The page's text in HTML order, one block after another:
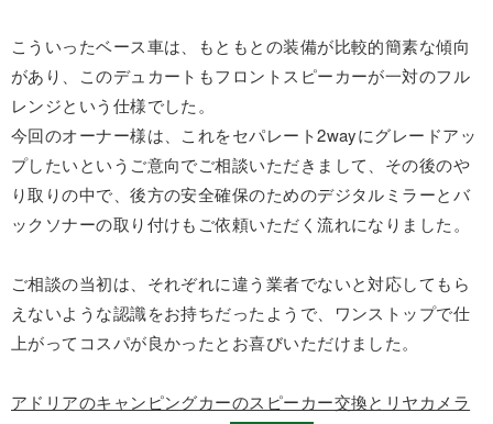
こういったベース車は、もともとの装備が比較的簡素な傾向
があり、このデュカートもフロントスピーカーが一対のフル
レンジという仕様でした。
今回のオーナー様は、これをセパレート2wayにグレードアッ
プしたいというご意向でご相談いただきまして、その後のや
り取りの中で、後方の安全確保のためのデジタルミラーとバ
ックソナーの取り付けもご依頼いただく流れになりました。
ご相談の当初は、それぞれに違う業者でないと対応してもら
えないような認識をお持ちだったようで、ワンストップで仕
上がってコスパが良かったとお喜びいただけました。
アドリアのキャンピングカーのスピーカー交換とリヤカメラ